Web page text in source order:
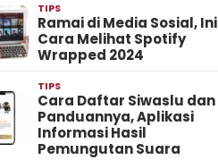
TIPS
Ramai di Media Sosial, Ini
Cara Melihat Spotify
Wrapped 2024
TIPS
Cara Daftar Siwaslu dan
Panduannya, Aplikasi
Informasi Hasil
Pemungutan Suara